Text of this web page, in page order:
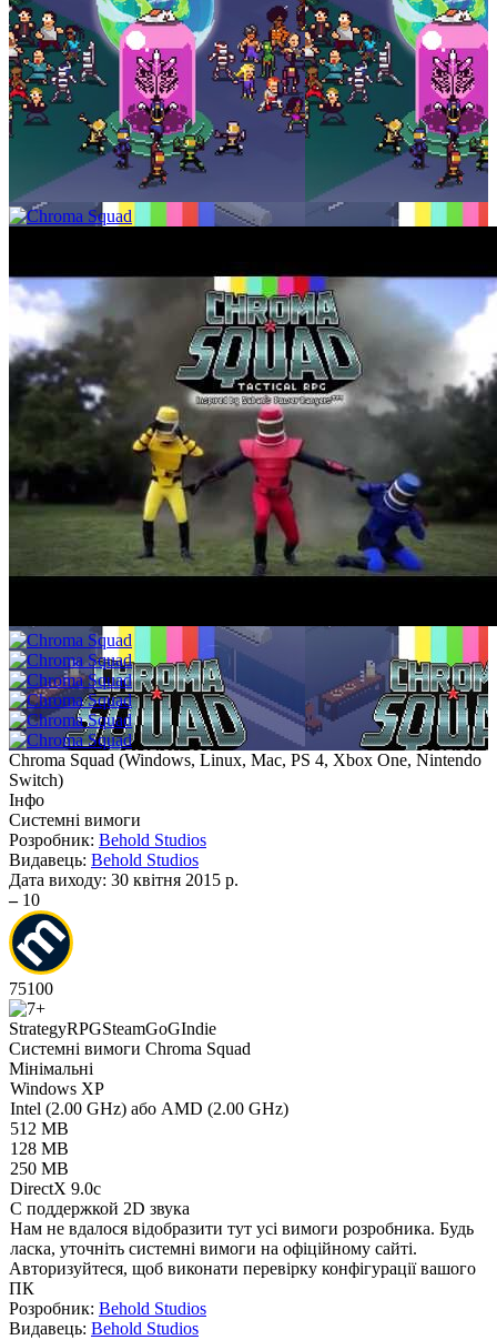
Chroma Squad (Windows, Linux, Mac, PS 4, Xbox One, Nintendo
Switch)
Інфо
Системні вимоги
Розробник: Behold Studios
Видавець: Behold Studios
Дата виходу: 30 квітня 2015 р.
– 10
75100
StrategyRPGSteamGoGIndie
Системні вимоги Chroma Squad
Мінімальні
Windows XP
Intel (2.00 GHz) або AMD (2.00 GHz)
512 MB
128 MB
250 MB
DirectX 9.0c
С поддержкой 2D звука
Нам не вдалося відобразити тут усі вимоги розробника. Будь
ласка, уточніть системні вимоги на офіційному сайті.
Авторизуйтеся, щоб виконати перевірку конфігурації вашого
ПК
Розробник: Behold Studios
Видавець: Behold Studios